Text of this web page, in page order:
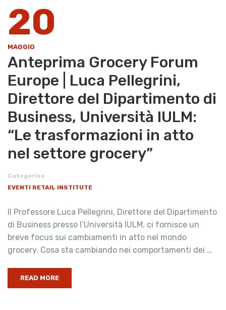
20
MAGGIO
Anteprima Grocery Forum
Europe | Luca Pellegrini,
Direttore del Dipartimento di
Business, Università IULM:
“Le trasformazioni in atto
nel settore grocery”
Categories
EVENTI RETAIL INSTITUTE
Il Professore Luca Pellegrini, Direttore del Dipartimento
di Business presso l’Università IULM, ci fornisce un
breve focus sui cambiamenti in atto nel mondo
grocery. Cosa sta cambiando nei comportamenti dei …
READ MORE